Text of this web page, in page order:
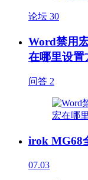
论坛 30
Word禁用
在哪里设置
问答 2
irok MG68
07.03